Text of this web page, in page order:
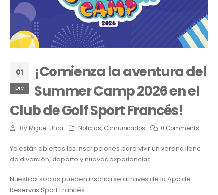
01
Dic
¡Comienza la aventura del
Summer Camp 2026 en el
Club de Golf Sport Francés!
By Miguel Ulloa Noticias, Comunicados 0 Comments
Ya están abiertas las inscripciones para vivir un verano lleno
de diversión, deporte y nuevas experiencias.
Nuestros socios pueden inscribirse a través de la App de
Reservas Sport Francés.